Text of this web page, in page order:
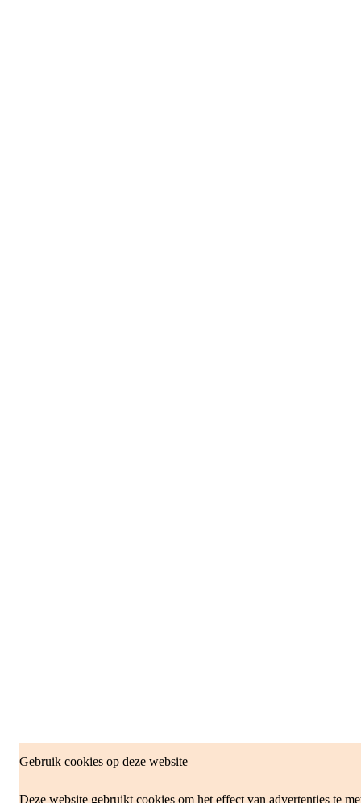
Gebruik cookies op deze website
Deze website gebruikt cookies om het effect van advertenties te